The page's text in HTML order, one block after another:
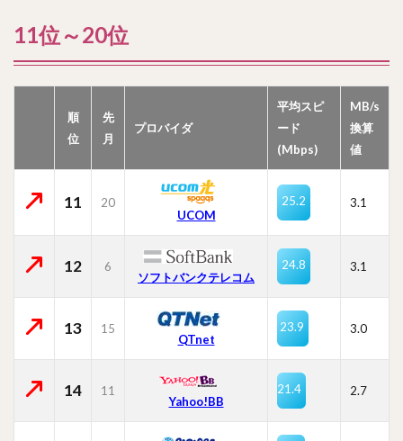
11位～20位
順
位
先
月
プロバイダ
平均スピ
ード
(Mbps)
MB/s
換算
値
11
20
UCOM
25.2 3.1
12 6
ソフトバンクテレコム
24.8 3.1
13 15
QTnet
23.9 3.0
14 11
Yahoo!BB
21.4 2.7